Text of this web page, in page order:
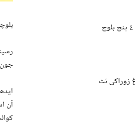
جون
آن
پنچ بلوچ
زوراکی ئٹ